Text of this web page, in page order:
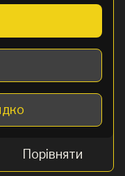
Порівняти